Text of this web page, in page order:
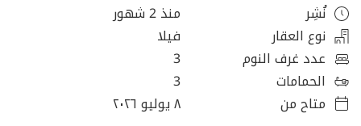
نُشِر
منذ 2 شهور
نوع العقار
فيلا
عدد غرف النوم
3
الحمامات
3
متاح من
٨ يوليو ٢٠٢٦